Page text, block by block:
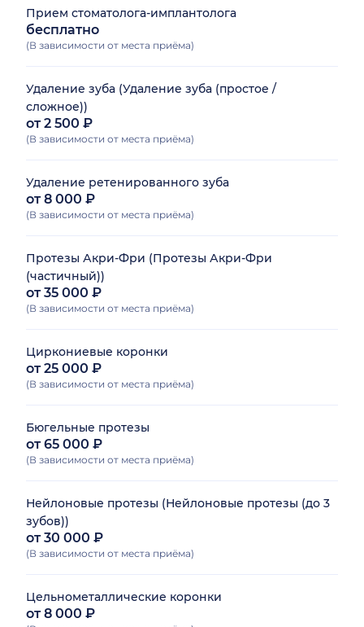
Прием стоматолога-имплантолога
бесплатно
(В зависимости от места приёма)
Удаление зуба (Удаление зуба (простое /
сложное))
от 2 500 ₽
(В зависимости от места приёма)
Удаление ретенированного зуба
от 8 000 ₽
(В зависимости от места приёма)
Протезы Акри-Фри (Протезы Акри-Фри
(частичный))
от 35 000 ₽
(В зависимости от места приёма)
Циркониевые коронки
от 25 000 ₽
(В зависимости от места приёма)
Бюгельные протезы
от 65 000 ₽
(В зависимости от места приёма)
Нейлоновые протезы (Нейлоновые протезы (до 3
зубов))
от 30 000 ₽
(В зависимости от места приёма)
Цельнометаллические коронки
от 8 000 ₽